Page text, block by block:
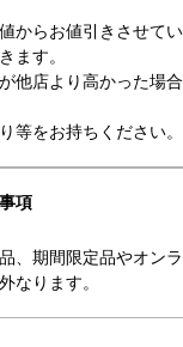
からお値引きさせて
ます。
他店より高かった場
等をお持ちください。
項
、期間限定品やオン
なります。